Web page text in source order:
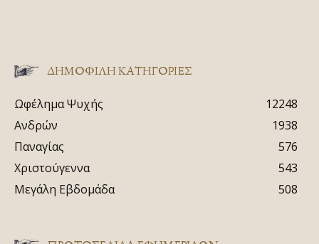
ΔΗΜΟΦΙΛΗ ΚΑΤΗΓΟΡΙΕΣ
Ωφέλημα Ψυχής
12248
Ανδρών
1938
Παναγίας
576
Χριστούγεννα
543
Μεγάλη Εβδομάδα
508